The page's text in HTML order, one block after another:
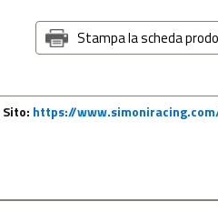
Stampa la scheda
Sito: https://